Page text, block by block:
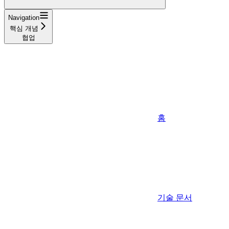
Navigation
핵심 개념
협업
홈
기술 문서